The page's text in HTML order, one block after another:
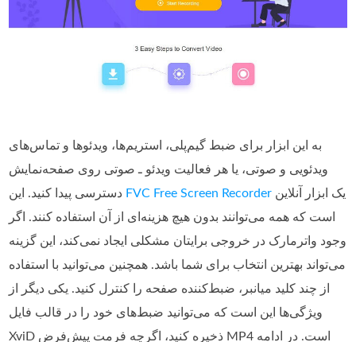
به این ابزار برای ضبط گیم‌پلی، استریم‌ها، ویدئوها و تماس‌های
ویدئویی و صوتی، یا هر فعالیت ویدئو ـ صوتی روی صفحه‌نمایش
FVC Free Screen Recorder
است که همه می‌توانند بدون هیچ هزینه‌ای از آن استفاده کنند. اگر
وجود واترمارک در خروجی برایتان مشکلی ایجاد نمی‌کند، این گزینه
می‌تواند بهترین انتخاب برای شما باشد. همچنین می‌توانید با استفاده
از چند کلید میانبر، ضبط‌کننده صفحه را کنترل کنید. یکی دیگر از
ویژگی‌ها این است که می‌توانید ضبط‌های خود را در قالب فایل
XviD ذخیره کنید، اگرچه فرمت پیش‌فرض MP4 است. در ادامه